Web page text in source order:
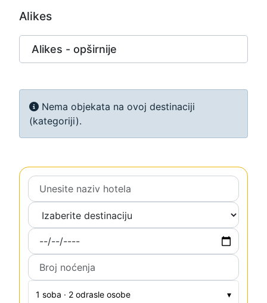
Alikes
Alikes - opširnije
Info
Nema objekata na ovoj destinaciji
(kategoriji).
1 soba · 2 odrasle osobe ▾